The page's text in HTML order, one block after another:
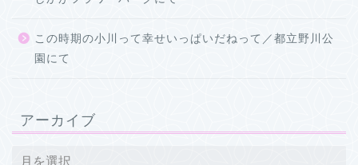
この時期の小川って幸せいっぱいだねって／都立野川公
園にて
アーカイブ